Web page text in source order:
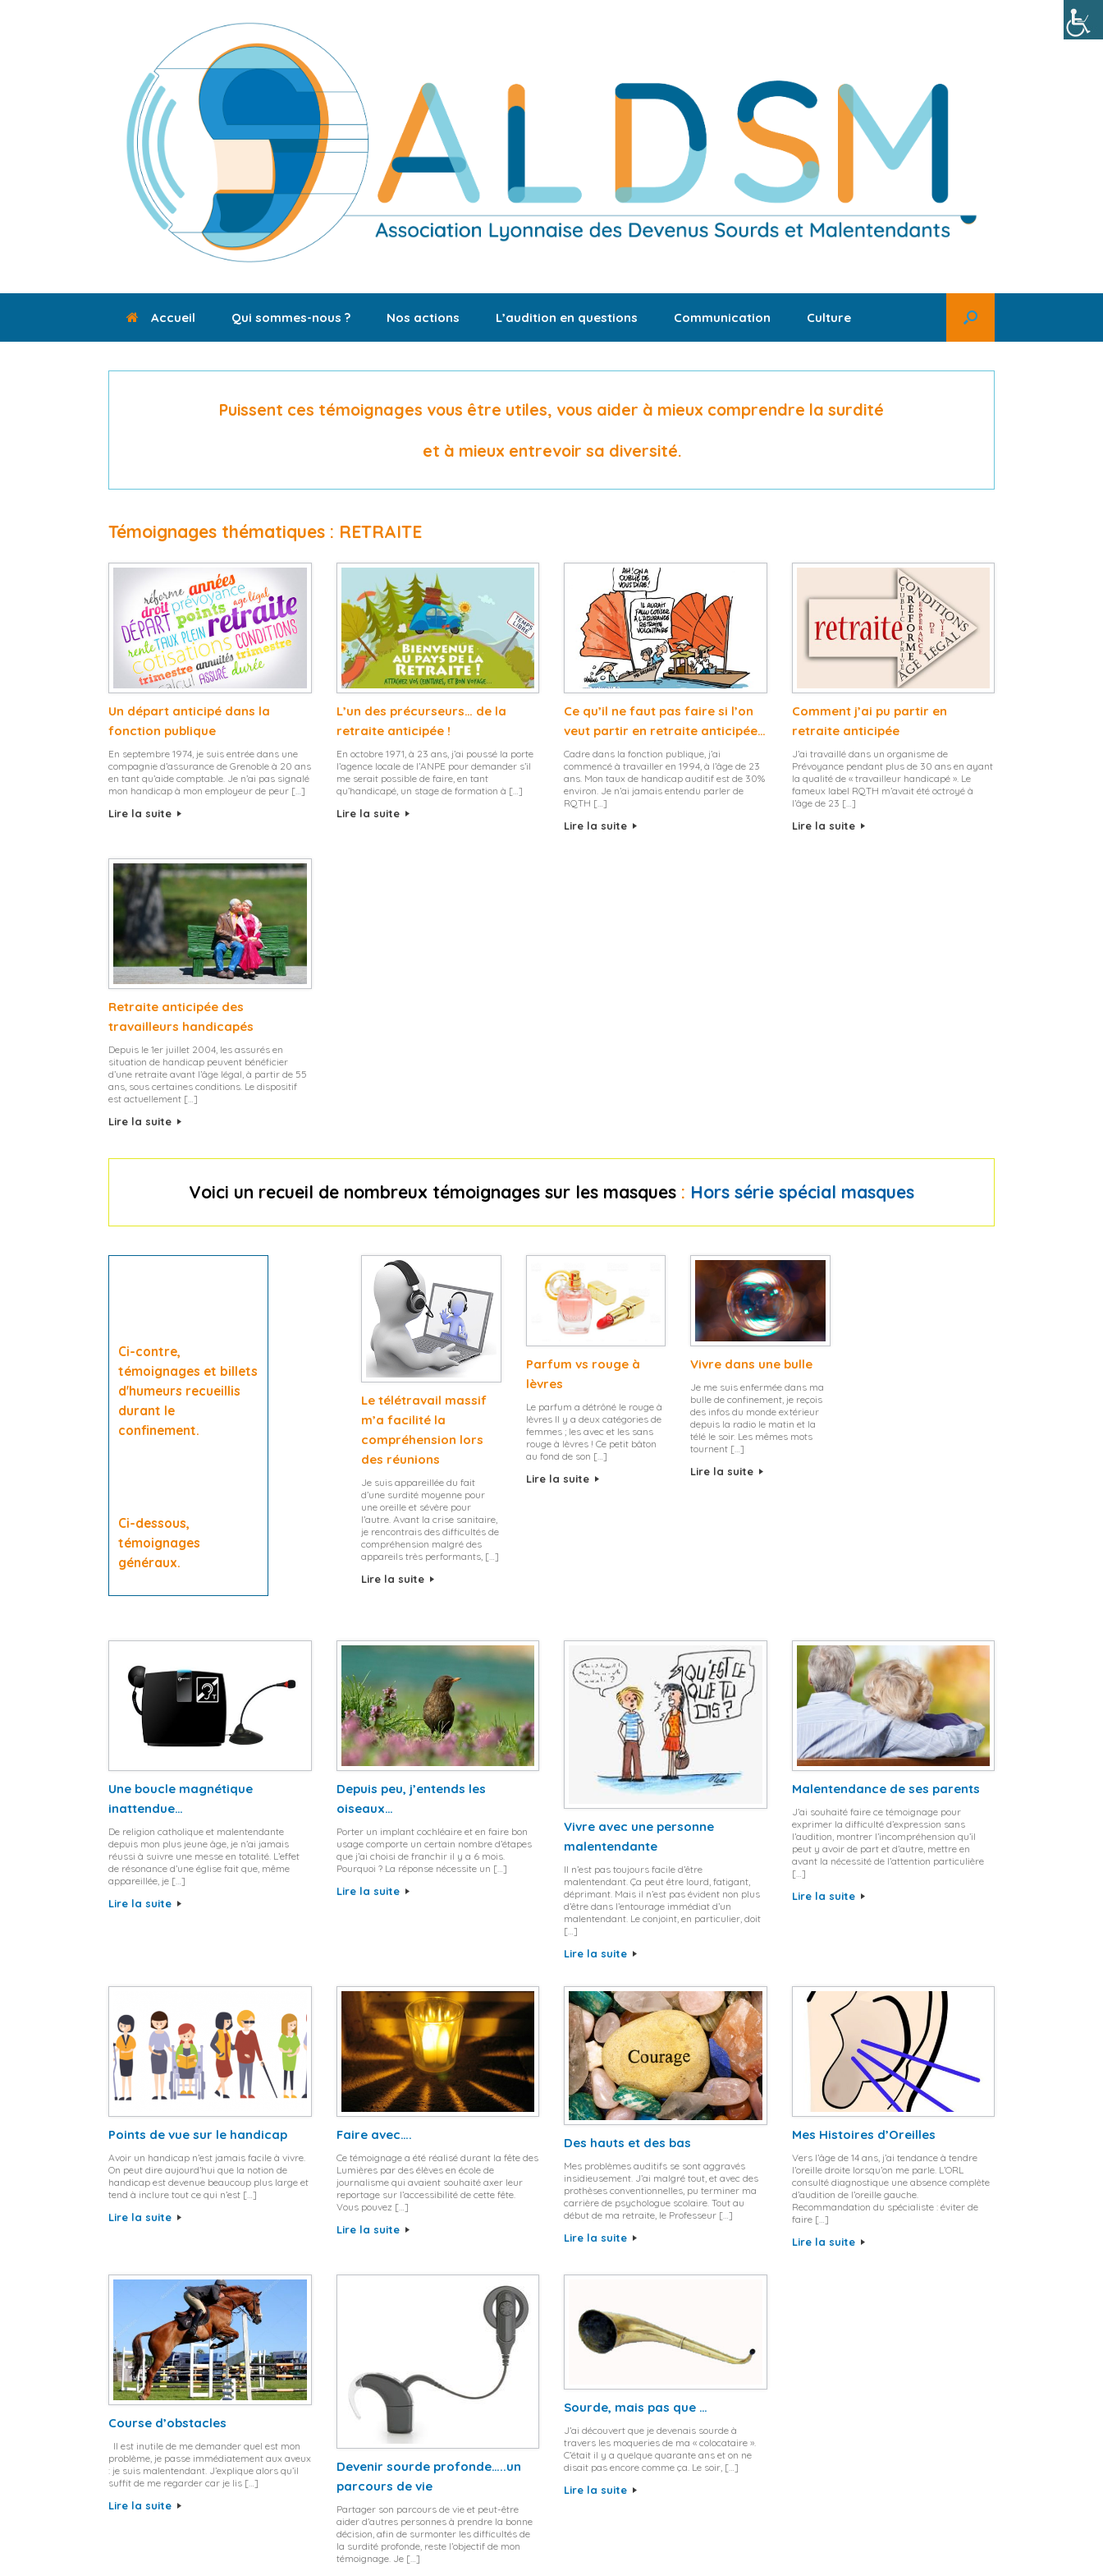
Accueil Qui sommes-nous ? Nos actions L’audition en questions Communication Culture
Puissent ces témoignages vous être utiles, vous aider à mieux comprendre la surdité
et à mieux entrevoir sa diversité.
Témoignages thématiques : RETRAITE
Un départ anticipé dans la
fonction publique
En septembre 1974, je suis entrée dans une
compagnie d’assurance de Grenoble à 20 ans
en tant qu’aide comptable. Je n’ai pas signalé
mon handicap à mon employeur de peur […]
Lire la suite
L’un des précurseurs… de la
retraite anticipée !
En octobre 1971, à 23 ans, j’ai poussé la porte
l’agence locale de l’ANPE pour demander s’il
me serait possible de faire, en tant
qu’handicapé, un stage de formation à […]
Lire la suite
Ce qu’il ne faut pas faire si l’on
veut partir en retraite anticipée…
Cadre dans la fonction publique, j’ai
commencé à travailler en 1994, à l’âge de 23
ans. Mon taux de handicap auditif est de 30%
environ. Je n’ai jamais entendu parler de
RQTH […]
Lire la suite
Comment j’ai pu partir en
retraite anticipée
J’ai travaillé dans un organisme de
Prévoyance pendant plus de 30 ans en ayant
la qualité de « travailleur handicapé ». Le
fameux label RQTH m’avait été octroyé à
l’âge de 23 […]
Lire la suite
Retraite anticipée des
travailleurs handicapés
Depuis le 1er juillet 2004, les assurés en
situation de handicap peuvent bénéficier
d’une retraite avant l’âge légal, à partir de 55
ans, sous certaines conditions. Le dispositif
est actuellement […]
Lire la suite
Voici un recueil de nombreux témoignages sur les masques : Hors série spécial masques
Ci-contre,
témoignages et billets
d'humeurs recueillis
durant le
confinement.
Ci-dessous,
témoignages
généraux.
Le télétravail massif
m’a facilité la
compréhension lors
des réunions
Je suis appareillée du fait
d’une surdité moyenne pour
une oreille et sévère pour
l’autre. Avant la crise sanitaire,
je rencontrais des difficultés de
compréhension malgré des
appareils très performants, […]
Lire la suite
Parfum vs rouge à
lèvres
Le parfum a détrôné le rouge à
lèvres Il y a deux catégories de
femmes ; les avec et les sans
rouge à lèvres ! Ce petit bâton
au fond de son […]
Lire la suite
Vivre dans une bulle
Je me suis enfermée dans ma
bulle de confinement, je reçois
des infos du monde extérieur
depuis la radio le matin et la
télé le soir. Les mêmes mots
tournent […]
Lire la suite
Une boucle magnétique
inattendue…
De religion catholique et malentendante
depuis mon plus jeune âge, je n’ai jamais
réussi à suivre une messe en totalité. L’effet
de résonance d’une église fait que, même
appareillée, je […]
Lire la suite
Depuis peu, j’entends les
oiseaux…
Porter un implant cochléaire et en faire bon
usage comporte un certain nombre d’étapes
que j’ai choisi de franchir il y a 6 mois.
Pourquoi ? La réponse nécessite un […]
Lire la suite
Vivre avec une personne
malentendante
Il n’est pas toujours facile d’être
malentendant. Ça peut être lourd, fatigant,
déprimant. Mais il n’est pas évident non plus
d’être dans l’entourage immédiat d’un
malentendant. Le conjoint, en particulier, doit
[…]
Lire la suite
Malentendance de ses parents
J’ai souhaité faire ce témoignage pour
exprimer la difficulté d’expression sans
l’audition, montrer l’incompréhension qu’il
peut y avoir de part et d’autre, mettre en
avant la nécessité de l’attention particulière
[…]
Lire la suite
Points de vue sur le handicap
Avoir un handicap n’est jamais facile à vivre.
On peut dire aujourd’hui que la notion de
handicap est devenue beaucoup plus large et
tend à inclure tout ce qui n’est […]
Lire la suite
Faire avec….
Ce témoignage a été réalisé durant la fête des
Lumières par des élèves en école de
journalisme qui avaient souhaité axer leur
reportage sur l’accessibilité de cette fête.
Vous pouvez […]
Lire la suite
Des hauts et des bas
Mes problèmes auditifs se sont aggravés
insidieusement. J’ai malgré tout, et avec des
prothèses conventionnelles, pu terminer ma
carrière de psychologue scolaire. Tout au
début de ma retraite, le Professeur […]
Lire la suite
Mes Histoires d’Oreilles
Vers l’âge de 14 ans, j’ai tendance à tendre
l’oreille droite lorsqu’on me parle. L’ORL
consulté diagnostique une absence complète
d’audition de l’oreille gauche.
Recommandation du spécialiste : éviter de
faire […]
Lire la suite
Course d’obstacles
Il est inutile de me demander quel est mon
problème, je passe immédiatement aux aveux
: je suis malentendant. J’explique alors qu’il
suffit de me regarder car je lis […]
Lire la suite
Devenir sourde profonde…..un
parcours de vie
Partager son parcours de vie et peut-être
aider d’autres personnes à prendre la bonne
décision, afin de surmonter les difficultés de
la surdité profonde, reste l’objectif de mon
témoignage. Je […]
Sourde, mais pas que …
J’ai découvert que je devenais sourde à
travers les moqueries de ma « colocataire ».
C’était il y a quelque quarante ans et on ne
disait pas encore comme ça. Le soir, […]
Lire la suite